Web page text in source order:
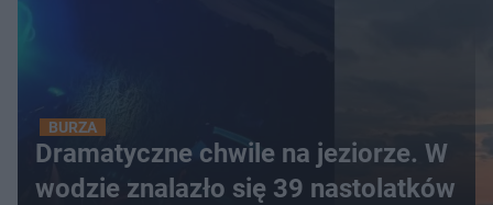
BURZA
Dramatyczne chwile na jeziorze. W
wodzie znalazło się 39 nastolatków